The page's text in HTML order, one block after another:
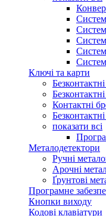
Ключі та карти
Контактні
показати всі
Металодетектори
Ручні
Арочні
Ґрунтові
Програмне
Кнопки виходу
Кодові клавіатури